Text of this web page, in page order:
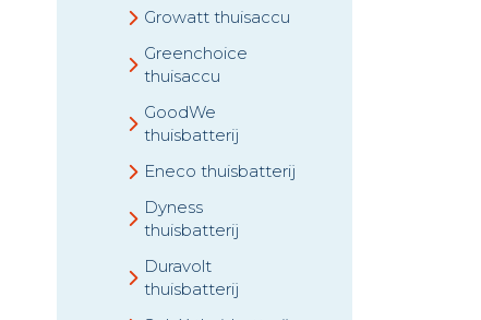
Growatt thuisaccu
Greenchoice
thuisaccu
GoodWe
thuisbatterij
Eneco thuisbatterij
Dyness
thuisbatterij
Duravolt
thuisbatterij